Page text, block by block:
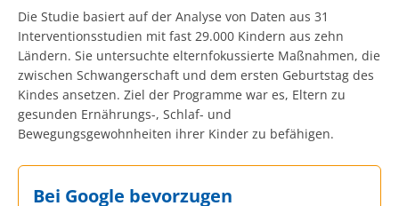
Die Studie basiert auf der Analyse von Daten aus 31
Interventionsstudien mit fast 29.000 Kindern aus zehn
Ländern. Sie untersuchte elternfokussierte Maßnahmen, die
zwischen Schwangerschaft und dem ersten Geburtstag des
Kindes ansetzen. Ziel der Programme war es, Eltern zu
gesunden Ernährungs-, Schlaf- und
Bewegungsgewohnheiten ihrer Kinder zu befähigen.
Bei Google bevorzugen